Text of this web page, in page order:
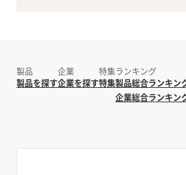
製品
製品を探す
企業
企業を探す
特集
特集
ランキング
製品総合ランキン
企業総合ランキン